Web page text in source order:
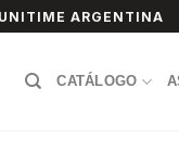
ARGENTINA
CATÁLOGO